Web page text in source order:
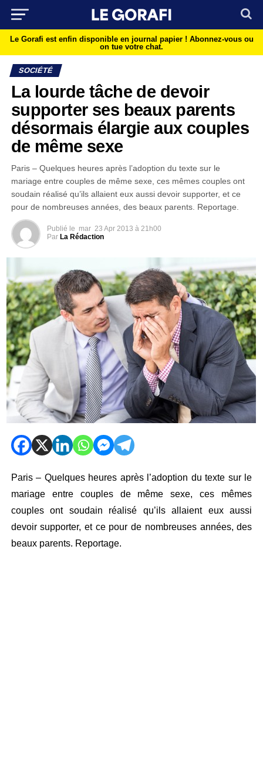
Le Gorafi est enfin disponible en journal papier ! Abonnez-vous ou
on tue votre chat.
SOCIÉTÉ
La lourde tâche de devoir
supporter ses beaux parents
désormais élargie aux couples
de même sexe
Paris – Quelques heures après l’adoption du texte sur le
mariage entre couples de même sexe, ces mêmes couples ont
soudain réalisé qu’ils allaient eux aussi devoir supporter, et ce
pour de nombreuses années, des beaux parents. Reportage.
Publié le mar 23 Apr 2013 à 21h00
Par La Rédaction
Paris – Quelques heures après l’adoption du texte sur le
mariage entre couples de même sexe, ces mêmes
couples ont soudain réalisé qu’ils allaient eux aussi
devoir supporter, et ce pour de nombreuses années, des
beaux parents. Reportage.